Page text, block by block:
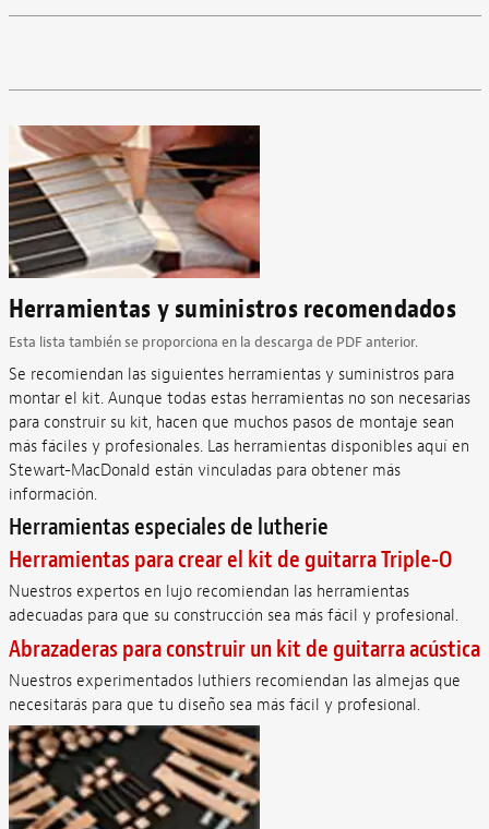
Herramientas y suministros recomendados
Esta lista también se proporciona en la descarga de PDF anterior.
Se recomiendan las siguientes herramientas y suministros para
montar el kit. Aunque todas estas herramientas no son necesarias
para construir su kit, hacen que muchos pasos de montaje sean
más fáciles y profesionales. Las herramientas disponibles aquí en
Stewart-MacDonald están vinculadas para obtener más
información.
Herramientas especiales de lutherie
Herramientas para crear el kit de guitarra Triple-O
Nuestros expertos en lujo recomiendan las herramientas
adecuadas para que su construcción sea más fácil y profesional.
Abrazaderas para construir un kit de guitarra acústica
Nuestros experimentados luthiers recomiendan las almejas que
necesitarás para que tu diseño sea más fácil y profesional.